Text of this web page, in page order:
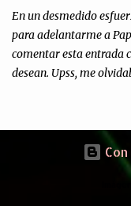
En un desmedido
para adelantarme a
comentar esta entrada
desean. Upss, me
del Sr. Angel Traversi
Google Wave , si bien
nunca estan de mas.
fácil de conocer el